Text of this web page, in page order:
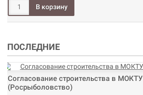
ПОСЛЕДНИЕ
Согласование строительства в МОКТУ
(Росрыболовство)